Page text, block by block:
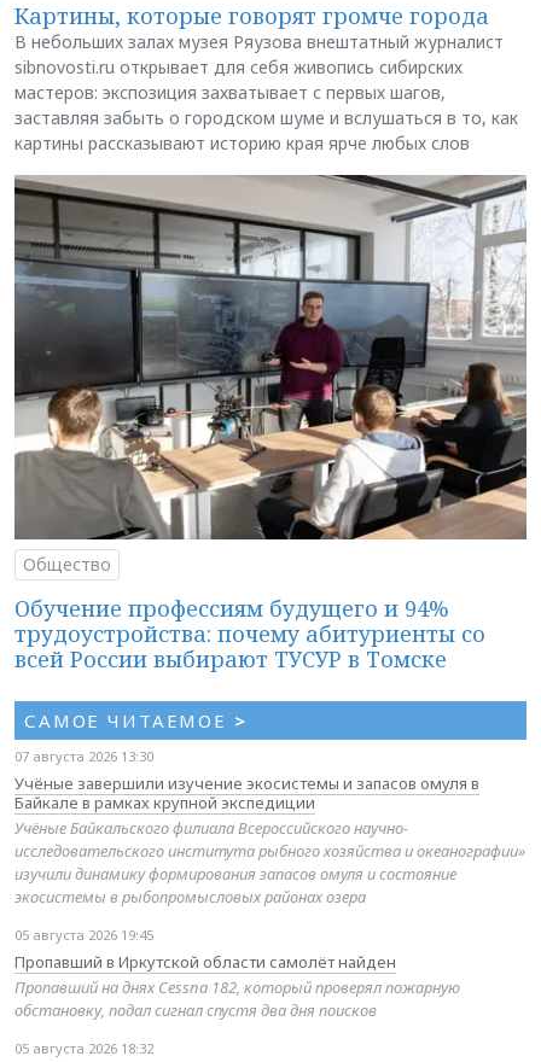
Картины, которые говорят громче города
В небольших залах музея Ряузова внештатный журналист
sibnovosti.ru открывает для себя живопись сибирских
мастеров: экспозиция захватывает с первых шагов,
заставляя забыть о городском шуме и вслушаться в то, как
картины рассказывают историю края ярче любых слов
Общество
Обучение профессиям будущего и 94%
трудоустройства: почему абитуриенты со
всей России выбирают ТУСУР в Томске
САМОЕ ЧИТАЕМОЕ >
07 августа 2026 13:30
Учёные завершили изучение экосистемы и запасов омуля в
Байкале в рамках крупной экспедиции
Учёные Байкальского филиала Всероссийского научно-
исследовательского института рыбного хозяйства и океанографии»
изучили динамику формирования запасов омуля и состояние
экосистемы в рыбопромысловых районах озера
05 августа 2026 19:45
Пропавший в Иркутской области самолёт найден
Пропавший на днях Cessna 182, который проверял пожарную
обстановку, подал сигнал спустя два дня поисков
05 августа 2026 18:32